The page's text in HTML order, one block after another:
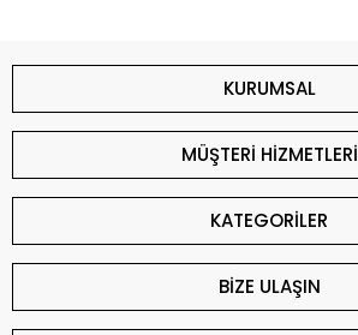
KURUMSAL
MÜŞTERİ HİZMETLERİ
KATEGORİLER
BİZE ULAŞIN